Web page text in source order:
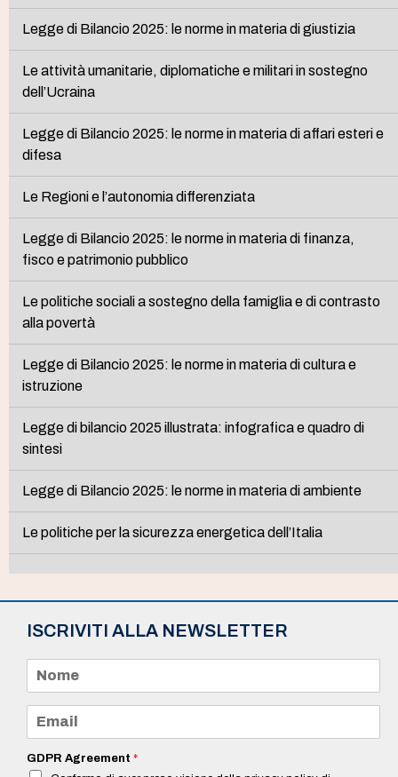
Legge di Bilancio 2025: le norme in materia di giustizia
Le attività umanitarie, diplomatiche e militari in sostegno
dell’Ucraina
Legge di Bilancio 2025: le norme in materia di affari esteri e
difesa
Le Regioni e l’autonomia differenziata
Legge di Bilancio 2025: le norme in materia di finanza,
fisco e patrimonio pubblico
Le politiche sociali a sostegno della famiglia e di contrasto
alla povertà
Legge di Bilancio 2025: le norme in materia di cultura e
istruzione
Legge di bilancio 2025 illustrata: infografica e quadro di
sintesi
Legge di Bilancio 2025: le norme in materia di ambiente
Le politiche per la sicurezza energetica dell’Italia
ISCRIVITI ALLA NEWSLETTER
m
e
a
iGDPR Agreement *